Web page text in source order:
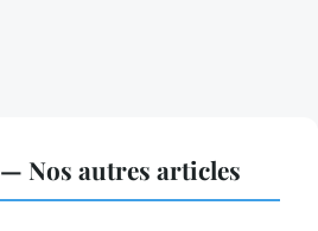
Nos autres articles